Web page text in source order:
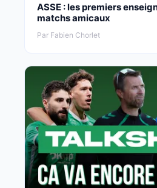
ASSE : les premiers
matchs amicaux
Par Fabien Chorlet